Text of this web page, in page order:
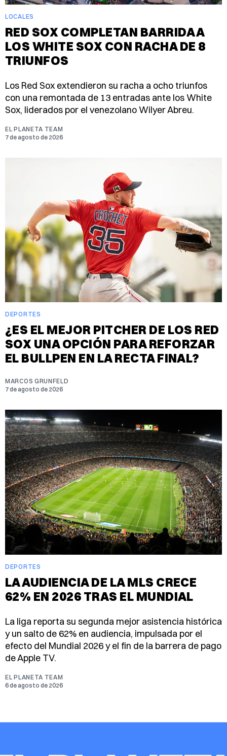
LOCALES
RED SOX COMPLETAN BARRIDA A
LOS WHITE SOX CON RACHA DE 8
TRIUNFOS
Los Red Sox extendieron su racha a ocho triunfos
con una remontada de 13 entradas ante los White
Sox, liderados por el venezolano Wilyer Abreu.
EL PLANETA TEAM
7 de agosto de 2026
DEPORTES
¿ES EL MEJOR PITCHER DE LOS RED
SOX UNA OPCIÓN PARA REFORZAR
EL BULLPEN EN LA RECTA FINAL?
MARCOS GRUNFELD
7 de agosto de 2026
DEPORTES
LA AUDIENCIA DE LA MLS CRECE
62% EN 2026 TRAS EL MUNDIAL
La liga reporta su segunda mejor asistencia histórica
y un salto de 62% en audiencia, impulsada por el
efecto del Mundial 2026 y el fin de la barrera de pago
de Apple TV.
EL PLANETA TEAM
6 de agosto de 2026